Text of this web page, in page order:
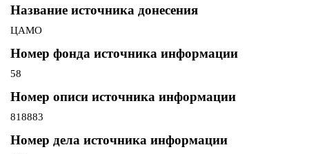
Название источника донесения
ЦАМО
Номер фонда источника информации
58
Номер описи источника информации
818883
Номер дела источника информации